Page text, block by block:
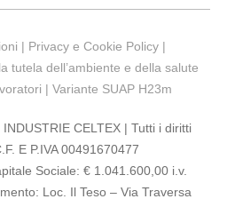
CELTEX | Tutti i diritti
E P.IVA 00491670477
Sociale: € 1.041.600,00 i.v.
Loc. Il Teso – Via Traversa
| Privacy e Cookie Policy|
tutela dell’ambiente e della salute
| Variante SUAP H23m